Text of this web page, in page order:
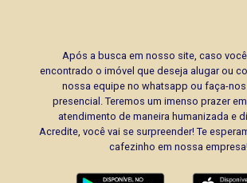
Após a busca em nosso site, caso
encontrado o imóvel que deseja alugar ou
nossa equipe no whatsapp ou faça-nos
presencial. Teremos um imenso prazer
atendimento de maneira humanizada e
Acredite, você vai se surpreender! Te
cafezinho em nossa